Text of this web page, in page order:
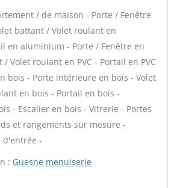
/ de maison - Porte / Fenêtre
battant / Volet roulant en
en aluminium - Porte / Fenêtre en
/ Volet roulant en PVC - Portail en PVC
bois - Porte intérieure en bois - Volet
en bois - Portail en bois -
- Escalier en bois - Vitrerie - Portes
et rangements sur mesure -
d'entrée -
: Guesne menuiserie